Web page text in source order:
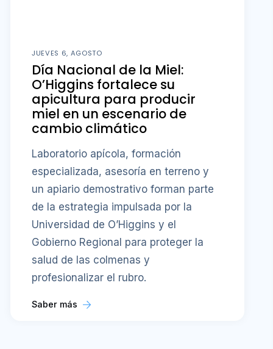
JUEVES 6, AGOSTO
Día Nacional de la Miel:
O’Higgins fortalece su
apicultura para producir
miel en un escenario de
cambio climático
Laboratorio apícola, formación
especializada, asesoría en terreno y
un apiario demostrativo forman parte
de la estrategia impulsada por la
Universidad de O’Higgins y el
Gobierno Regional para proteger la
salud de las colmenas y
profesionalizar el rubro.
Saber más